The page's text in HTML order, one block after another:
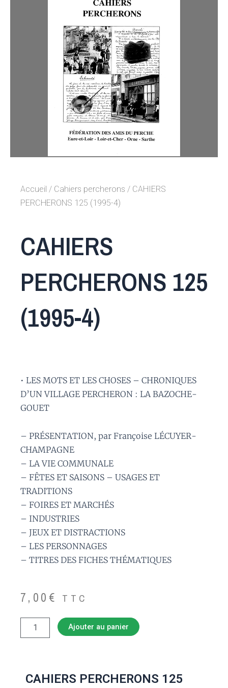
Accueil / Cahiers percherons / CAHIERS
PERCHERONS 125 (1995-4)
CAHIERS
PERCHERONS 125
(1995-4)
• LES MOTS ET LES CHOSES – CHRONIQUES
D’UN VILLAGE PERCHERON : LA BAZOCHE-
GOUET
– PRÉSENTATION, par Françoise LÉCUYER-
CHAMPAGNE
– LA VIE COMMUNALE
– FÊTES ET SAISONS – USAGES ET
TRADITIONS
– FOIRES ET MARCHÉS
– INDUSTRIES
– JEUX ET DISTRACTIONS
– LES PERSONNAGES
– TITRES DES FICHES THÉMATIQUES
7,00 € TTC
(1995-
4)
Ajouter au panier
CAHIERS PERCHERONS 125